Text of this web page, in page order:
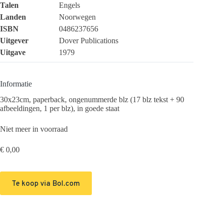
Talen
Engels
Landen
Noorwegen
ISBN
0486237656
Uitgever
Dover Publications
Uitgave
1979
Informatie
30x23cm, paperback, ongenummerde blz (17 blz tekst + 90
afbeeldingen, 1 per blz), in goede staat
Niet meer in voorraad
€ 0,00
Te koop via Bol.com